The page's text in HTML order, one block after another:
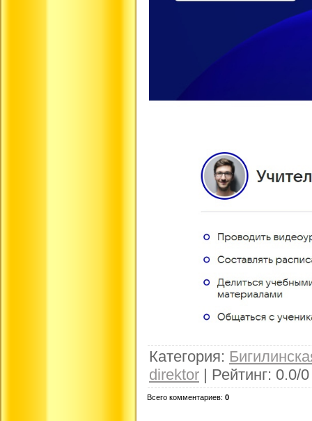
Категория:
direktor | Рейтинг: 0.0/0
Всего комментариев: 0